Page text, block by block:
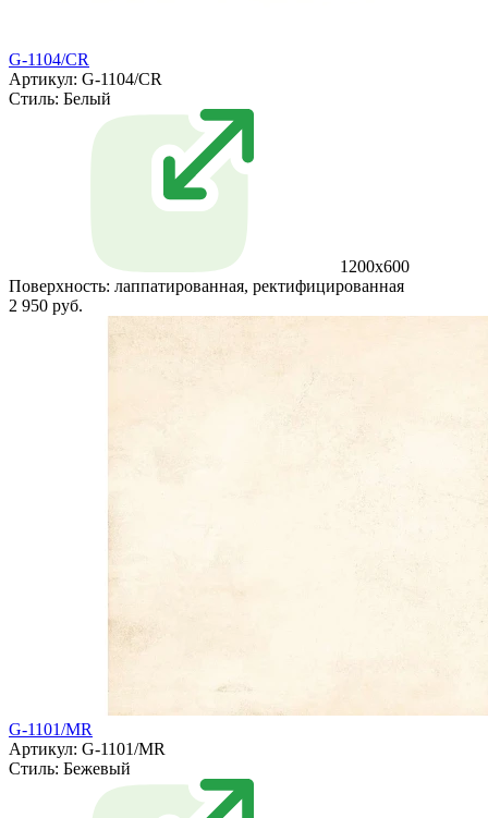
G-1104/CR
Артикул: G-1104/CR
Стиль: Белый
1200x600
Поверхность: лаппатированная, ректифицированная
2 950 руб.
G-1101/MR
Артикул: G-1101/MR
Стиль: Бежевый